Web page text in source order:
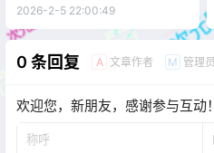
2026-2-5 22:00:49
0 条回复 A 文章作者 M 管理员
欢迎您，新朋友，感谢参与互动！